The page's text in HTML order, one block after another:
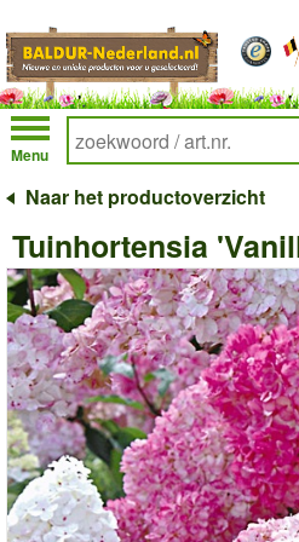
Menu
Naar het productoverzicht
Tuinhortensia